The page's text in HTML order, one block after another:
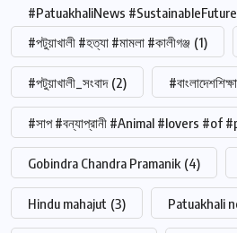
#PatuakhaliNews
#পটুয়াখালী #হত্যা #মামলা #কালীগঞ্জ (1)
#পটুয়াখালী_সংবাদ (2)
#সাপ #বন্যাপ্রানী #Animal #lovers #of
Gobindra Chandra Pramanik (4)
Hindu mahajut (3) Patuakhali